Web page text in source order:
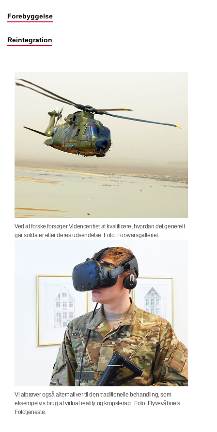
Forebyggelse
Reintegration
Ved at forske forsøger Videncentret at kvalificere, hvordan det generelt
går soldater efter deres udsendelse. Foto: Forsvarsgalleriet.
Vi afprøver også alternativer til den traditionelle behandling, som
eksempelvis brug af virtual reality og kropsterapi. Foto: Flyvevåbnets
Fototjeneste.